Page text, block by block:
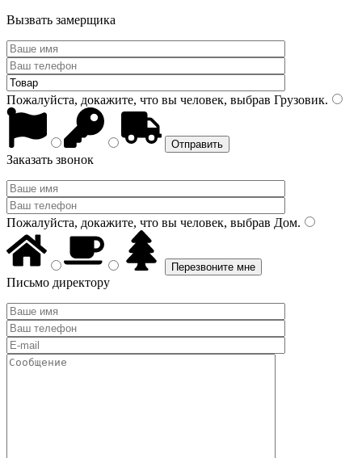
Вызвать замерщика
Пожалуйста, докажите, что вы человек, выбрав Грузовик.
Заказать звонок
Пожалуйста, докажите, что вы человек, выбрав Дом.
Письмо директору